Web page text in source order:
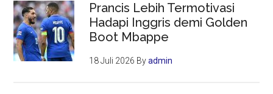
Prancis Lebih Termotivasi
Hadapi Inggris demi Golden
Boot Mbappe
18 Juli 2026 Byadmin